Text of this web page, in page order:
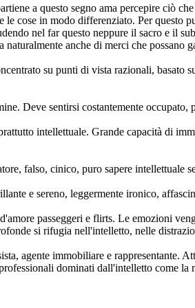
a questo segno ama percepire ciò
cose in modo differenziato. Per questo
nel far questo neppure il sacro e il
anche di merci che possano
su punti di vista razionali, basato
Deve sentirsi costantemente
intellettuale. Grande capacità di
falso, cinico, puro sapere intellettuale
e sereno, leggermente ironico,
passeggeri e flirts. Le emozioni
si rifugia nell'intelletto, nelle
agente immobiliare e
dominati dall'intelletto come la